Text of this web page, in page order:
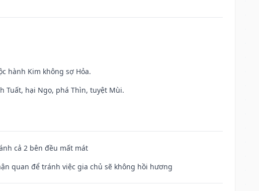
hành Kim không sợ Hỏa.
Tuất, hại Ngọ, phá Thìn, tuyệt Mùi.
cả 2 bên đều mất mát
quan để tránh việc gia chủ sẽ không hồi hương